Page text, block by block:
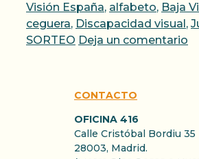
Visión España, alfabeto, Baja
ceguera, Discapacidad visual ,
SORTEO Deja un comentario
CONTACTO
OFICINA 416
Calle Cristóbal Bordiu 35
28003, Madrid.